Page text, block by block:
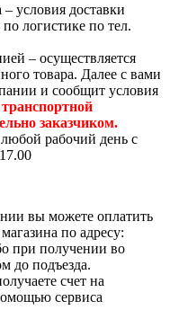
– условия доставки
логистике по тел.
– осуществляется
товара. Далее с вами
и сообщит условия
заказчиком.
рабочий день с
вы можете оплатить
по адресу:
при получении во
до подъезда.
счет на
сервиса